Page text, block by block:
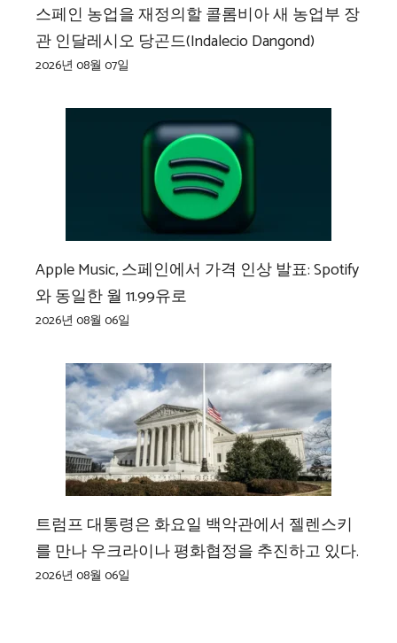
스페인 농업을 재정의할 콜롬비아 새 농업부 장
관 인달레시오 당곤드(Indalecio Dangond)
2026년 08월 07일
Apple Music, 스페인에서 가격 인상 발표: Spotify
와 동일한 월 11.99유로
2026년 08월 06일
트럼프 대통령은 화요일 백악관에서 젤렌스키
를 만나 우크라이나 평화협정을 추진하고 있다.
2026년 08월 06일